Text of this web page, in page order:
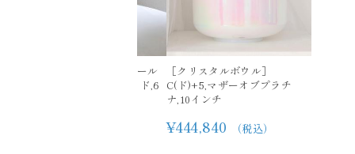
C(ド)-25,アクアオーラゴール
ド,フロステッドインサイド,6
［クリスタルボウル］
C(ド)+5,マザーオブプラチ
ナ,10インチ
¥444,840 （税込）